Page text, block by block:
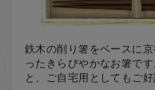
鉄木の削り箸をベースに
ったきらびやかなお箸で
と、ご自宅用としてもご